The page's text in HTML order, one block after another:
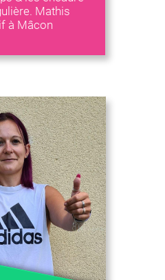
Mathis
à Mâcon